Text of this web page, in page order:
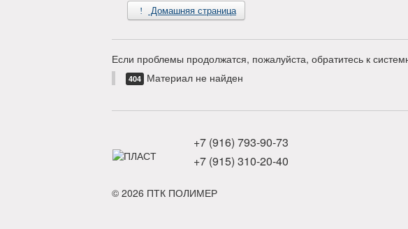
Домашняя страница
Если проблемы продолжатся, пожалуйста, обратитесь к
404 Материал не найден
+7 (916) 793-90-73
+7 (915) 310-20-40
© 2026 ПТК ПОЛИМЕР